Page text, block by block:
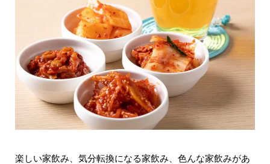
楽しい家飲み、気分転換になる家飲み、色んな家飲みがあ